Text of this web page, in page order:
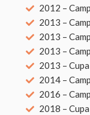
2012 –
2013 –
2013 –
2013 –
2013 –
2014 –
2016 –
2018 –